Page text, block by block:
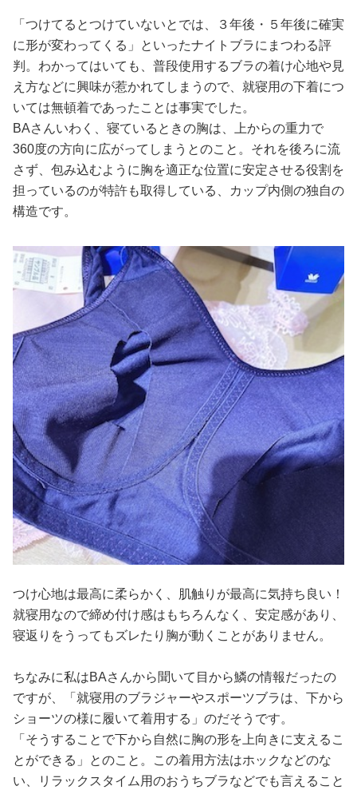
「つけてるとつけていないとでは、３年後・５年後に確実
に形が変わってくる」といったナイトブラにまつわる評
判。わかってはいても、普段使用するブラの着け心地や見
え方などに興味が惹かれてしまうので、就寝用の下着につ
いては無頓着であったことは事実でした。
BAさんいわく、寝ているときの胸は、上からの重力で
360度の方向に広がってしまうとのこと。それを後ろに流
さず、包み込むように胸を適正な位置に安定させる役割を
担っているのが特許も取得している、カップ内側の独自の
構造です。
つけ心地は最高に柔らかく、肌触りが最高に気持ち良い！
就寝用なので締め付け感はもちろんなく、安定感があり、
寝返りをうってもズレたり胸が動くことがありません。
ちなみに私はBAさんから聞いて目から鱗の情報だったの
ですが、「就寝用のブラジャーやスポーツブラは、下から
ショーツの様に履いて着用する」のだそうです。
「そうすることで下から自然に胸の形を上向きに支えるこ
とができる」とのこと。この着用方法はホックなどのな
い、リラックスタイム用のおうちブラなどでも言えること